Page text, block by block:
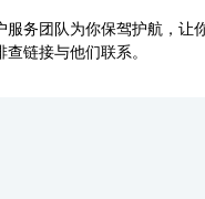
服务团队为你保驾护航，让
链接与他们联系。